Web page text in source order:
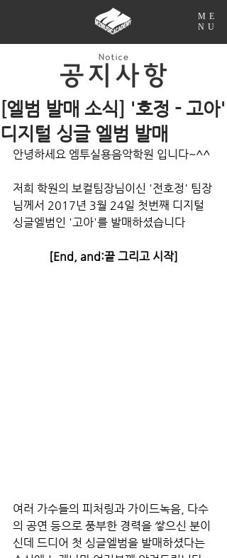
ME
NU
[엘범 발매 소식] '호정 - 고아'
디지털 싱글 엘범 발매
안녕하세요 엠투실용음악학원 입니다~^^
저희 학원의 보컬팀장님이신 '전호정' 팀장
님께서 2017년 3월 24일 첫번째 디지털
싱글엘범인 '고아'를 발매하셨습니다
[End, and:끝 그리고 시작]
여러 가수들의 피처링과 가이드녹음, 다수
의 공연 등으로 풍부한 경력을 쌓으신 분이
신데 드디어 첫 싱글엘범을 발매하셨다는